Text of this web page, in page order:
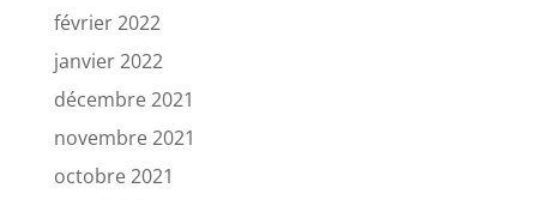
février 2022
janvier 2022
décembre 2021
novembre 2021
octobre 2021